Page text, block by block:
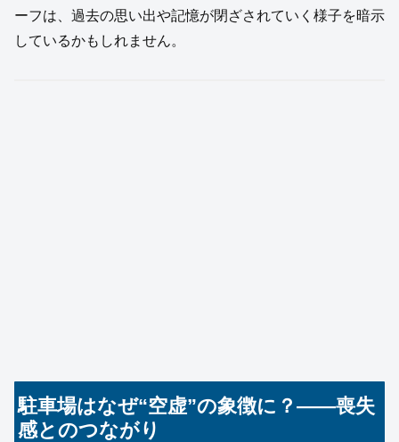
ーフは、過去の思い出や記憶が閉ざされていく様子を暗示
しているかもしれません。
駐車場はなぜ“空虚”の象徴に？――喪失
感とのつながり